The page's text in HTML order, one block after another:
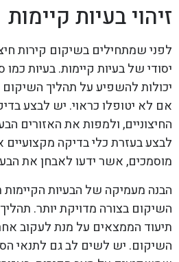
זיהוי בעיות קיימות
לפני שמתחילים בשיקום קירות
יסודי של בעיות קיימות. בעיות כמו
יכולות להשפיע על תהליך השיקום
אם לא יטופלו כראוי. יש לבצע
החיצוניים, ולמפות את האזורים
לבצע בעזרת כלי בדיקה מקצועיים
מוסמכים, אשר ידעו לאבחן את
הבנה מעמיקה של הבעיות הקיימות
השיקום בצורה מדויקת יותר.
תיעוד הממצאים על מנת לעקוב
השיקום. יש לשים לב גם לתנאי